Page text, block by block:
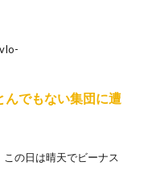
んでもない集団に遭
の日は晴天でビーナス